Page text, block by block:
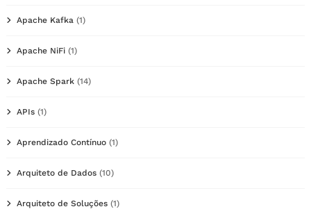
Apache Kafka (1)
Apache NiFi (1)
Apache Spark (14)
APIs (1)
Aprendizado Contínuo (1)
Arquiteto de Dados (10)
Arquiteto de Soluções (1)